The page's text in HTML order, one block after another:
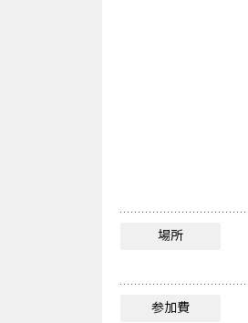
場所
参加費